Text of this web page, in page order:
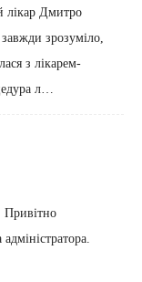
лікар Дмитро
зрозуміло,
з лікарем-
л…
Привітно